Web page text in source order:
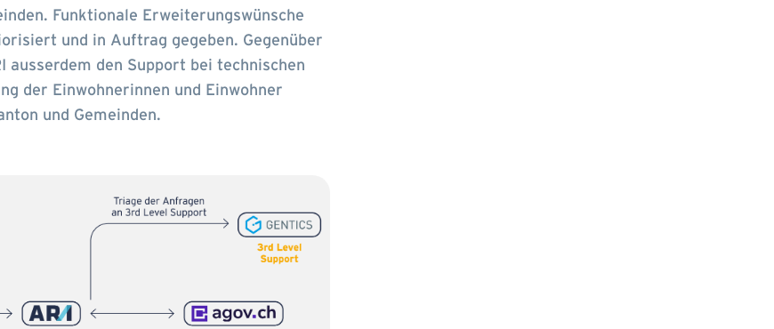
Funktionale Erweiterungswünsche
und in Auftrag gegeben. Gegenüber
ausserdem den Support bei technischen
der Einwohnerinnen und Einwohner
und Gemeinden.